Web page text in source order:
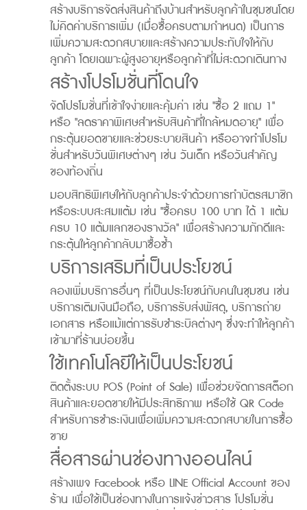
สร้างบริการจัดส่งสินค้าถึงบ้านสำหรับลูกค้าในชุมชนโดย
ไม่คิดค่าบริการเพิ่ม (เมื่อซื้อครบตามกำหนด) เป็นการ
เพิ่มความสะดวกสบายและสร้างความประทับใจให้กับ
ลูกค้า โดยเฉพาะผู้สูงอายุหรือลูกค้าที่ไม่สะดวกเดินทาง
สร้างโปรโมชั่นที่โดนใจ
จัดโปรโมชั่นที่เข้าใจง่ายและคุ้มค่า เช่น "ซื้อ 2 แถม 1"
หรือ "ลดราคาพิเศษสำหรับสินค้าที่ใกล้หมดอายุ" เพื่อ
กระตุ้นยอดขายและช่วยระบายสินค้า หรืออาจทำโปรโม
ชั่นสำหรับวันพิเศษต่างๆ เช่น วันเด็ก หรือวันสำคัญ
ของท้องถิ่น
มอบสิทธิพิเศษให้กับลูกค้าประจำด้วยการทำบัตรสมาชิก
หรือระบบสะสมแต้ม เช่น "ซื้อครบ 100 บาท ได้ 1 แต้ม
ครบ 10 แต้มแลกของรางวัล" เพื่อสร้างความภักดีและ
กระตุ้นให้ลูกค้ากลับมาซื้อซ้ำ
บริการเสริมที่เป็นประโยชน์
ลองเพิ่มบริการอื่นๆ ที่เป็นประโยชน์กับคนในชุมชน เช่น
บริการเติมเงินมือถือ, บริการรับส่งพัสดุ, บริการถ่าย
เอกสาร หรือแม้แต่การรับชำระบิลต่างๆ ซึ่งจะทำให้ลูกค้า
เข้ามาที่ร้านบ่อยขึ้น
ใช้เทคโนโลยีให้เป็นประโยชน์
ติดตั้งระบบ POS (Point of Sale) เพื่อช่วยจัดการสต็อก
สินค้าและยอดขายให้มีประสิทธิภาพ หรือใช้ QR Code
สำหรับการชำระเงินเพื่อเพิ่มความสะดวกสบายในการซื้อ
ขาย
สื่อสารผ่านช่องทางออนไลน์
สร้างเพจ Facebook หรือ LINE Official Account ของ
ร้าน เพื่อใช้เป็นช่องทางในการแจ้งข่าวสาร โปรโมชั่น